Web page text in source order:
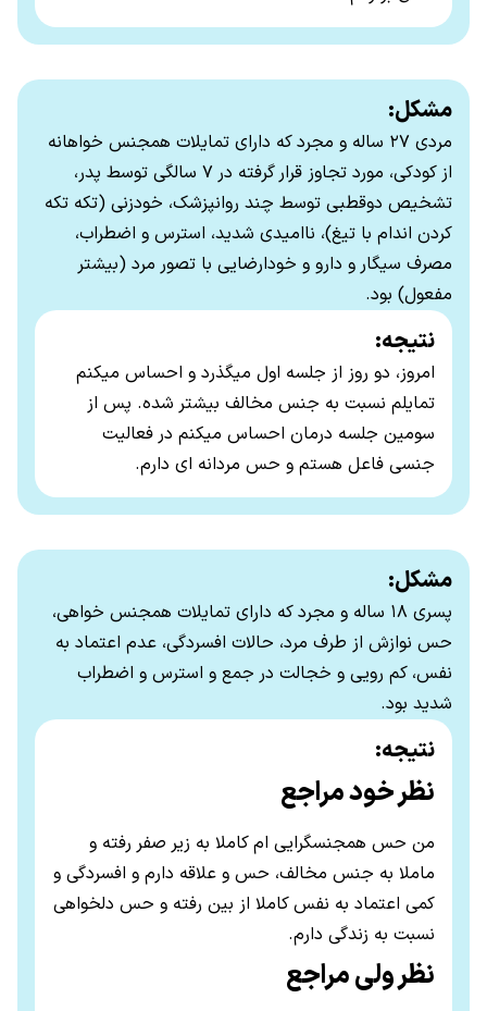
مشکل:
مردی ۲۷ ساله و مجرد که دارای تمایلات همجنس خواهانه
از کودکی، مورد تجاوز قرار گرفته در ۷ سالگی توسط پدر،
تشخیص دوقطبی توسط چند روانپزشک، خودزنی (تکه تکه
کردن اندام با تیغ)، ناامیدی شدید، استرس و اضطراب،
مصرف سیگار و دارو و خودارضایی با تصور مرد (بیشتر
مفعول) بود.
نتیجه:
امروز، دو روز از جلسه اول میگذرد و احساس میکنم
تمایلم نسبت به جنس مخالف بیشتر شده. پس از
سومین جلسه درمان احساس میکنم در فعالیت
جنسی فاعل هستم و حس مردانه ای دارم.
مشکل:
پسری ۱۸ ساله و مجرد که دارای تمایلات همجنس خواهی،
حس نوازش از طرف مرد، حالات افسردگی، عدم اعتماد به
نفس، کم رویی و خجالت در جمع و استرس و اضطراب
شدید بود.
نتیجه:
نظر خود مراجع
من حس همجنسگرایی ام کاملا به زیر صفر رفته و
ماملا به جنس مخالف، حس و علاقه دارم و افسردگی و
کمی اعتماد به نفس کاملا از بین رفته و حس دلخواهی
نسبت به زندگی دارم.
نظر ولی مراجع